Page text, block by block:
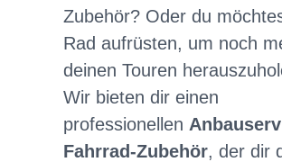
Zubehör? Oder du
Rad aufrüsten, um noch
deinen Touren
Wir bieten dir einen
professionellen
Fahrrad-Zubehör, der dir